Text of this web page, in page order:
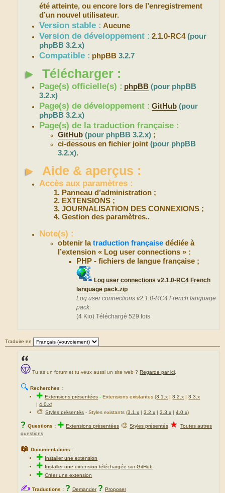
été atteinte, ou encore lors de l’enregistrement
d’un nouvel utilisateur.
Version stable : Aucune
Version de développement : 2.1.0-RC4(pour
phpBB 3.2.x)
Compatible : phpBB3.2.7
► Télécharger :
Page(s) officielle(s) : phpBB (pour phpBB
3.2.x)
Page(s) de développement : GitHub (pour
phpBB 3.2.x)
Page(s) de la traduction française :
GitHub (pour phpBB 3.2.x) ;
ci-dessous en fichier joint(pour phpBB
3.2.x).
► Aide & aperçus :
Accès aux paramètres :
Panneau d’administration ;
EXTENSIONS ;
JOURNALISATION DES CONNEXIONS ;
Gestion des paramètres..
Note(s) :
obtenir latraduction française dédiée à
l’extension « Log user connections » :
PHP - fichiers de langue française ;
Log user connections v2.1.0-RC4 French
language pack.zip
Log user connections v2.1.0-RC4 French language
pack.
(4 Kio) Téléchargé 529 fois
Traduire en
Tu as un forum et tu veux aussi un site web ? Regarde par ici
🔍 Recherches :
✚Extensions présentées -Extensions existantes (3.1.x |3.2.x |3.3.x
|4.0.x)
🎨Styles présentés - Styles existants (3.1.x |3.2.x |3.3.x |4.0.x)
? Questions : ✚ Extensions présentées 🎨 Styles présentés ★ Toutes autres
questions
📖 Documentations :
✚ Installer une extension
✚ Installer une extension téléchargée sur GitHub
✚Créer une extension
✍ Traductions : ? Demander ? Proposer